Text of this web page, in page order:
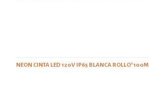
NEON CINTA LED 120V IP65 BLANCA ROLLO*100M